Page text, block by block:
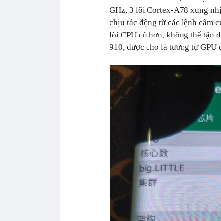
GHz, 3 lõi Cortex-A78 xung
chịu tác động từ các lệnh cấm
lõi CPU cũ hơn, không thể tận
910, được cho là tương tự